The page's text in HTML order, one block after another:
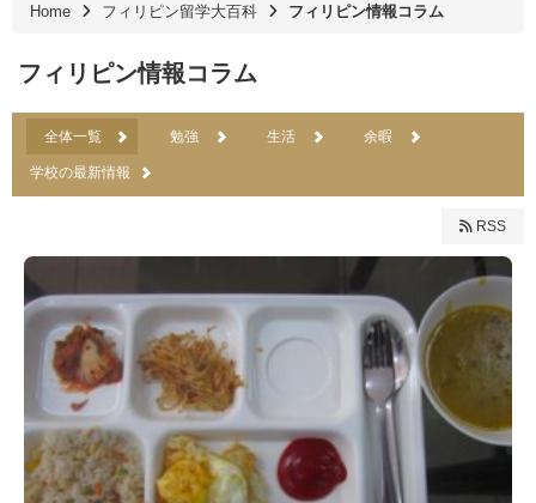
Home フィリピン留学大百科 フィリピン情報コラム
フィリピン情報コラム
全体一覧 勉強 生活 余暇
学校の最新情報
RSS